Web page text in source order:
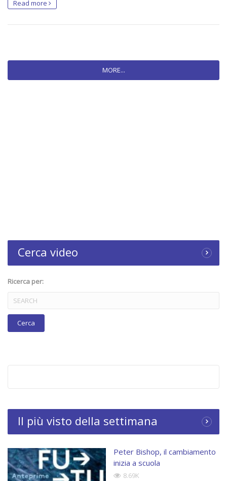
Read more
MORE...
Cerca video
Ricerca per:
Il più visto della settimana
Peter Bishop, il cambiamento
inizia a scuola
8.69K